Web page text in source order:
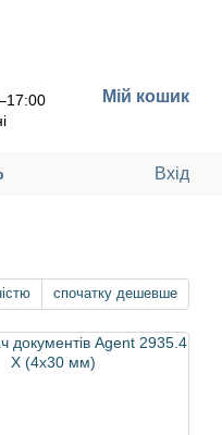
Мій кошик
Вхід
спочатку дешевше